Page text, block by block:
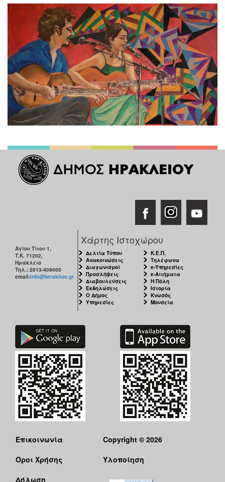
Αγίου Τίτου 1,
Τ.Κ. 71202,
Ηράκλειο
Τηλ.: 2813-409000
email:info@heraklion.gr
Χάρτης Ιστοχώρου
Δελτία Τύπου
Ανακοινώσεις
Διαγωνισμοί
Προσλήψεις
Διαβουλεύσεις
Εκδηλώσεις
Ο Δήμος
Υπηρεσίες
Κ.Ε.Π.
Τηλέφωνα
e-Υπηρεσίες
e-Αιτήματα
Η Πόλη
Ιστορία
Κνωσός
Μουσεία
Επικοινωνία
Όροι Χρήσης
Δήλωση
Copyright © 2026
Υλοποίηση